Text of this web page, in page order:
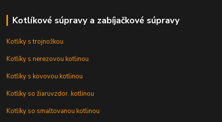
Kotlíkové súpravy a zabíjačkové súpravy
Kotlíky s trojnožkou
Kotlíky s nerezovou kotlinou
Kotlíky s kovovou kotlinou
Kotlíky so žiaruvzdor. kotlinou
Kotlíky so smaltovanou kotlinou